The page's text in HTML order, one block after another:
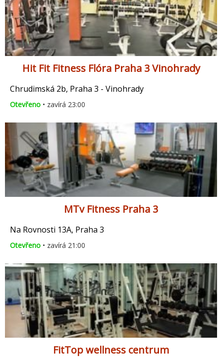
Hit Fit Fitness Flóra Praha 3 Vinohrady
Chrudimská 2b, Praha 3 - Vinohrady
Otevřeno • zavírá 23:00
MTv Fitness Praha 3
Na Rovnosti 13A, Praha 3
Otevřeno • zavírá 21:00
FitTop wellness centrum